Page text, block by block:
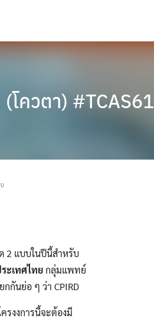
โควตา) #TCAS61
2 แบบในปีนี้สำหรับ
ะเทศไทยกลุ่มแพทย์
กันย่อ ๆ ว่า CPIRD
รงงการนี้จะต้องมี